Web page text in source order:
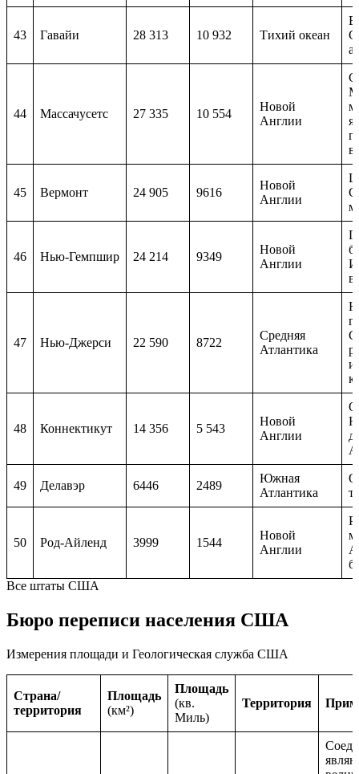
43 Гавайи 28 313 10 932 Тихий океан
44 Массачусетс 27 335 10 554
Новой
Англии
в
45 Вермонт 24 905 9616
Новой
Англии
46 Нью-Гемпшир 24 214 9349
Новой
Англии
в
47 Нью-Джерси 22 590 8722
Средняя
Атлантика
48 Коннектикут 14 356 5 543
Новой
Англии
49 Делавэр 6446 2489
Южная
Атлантика
50 Род-Айленд 3999 1544
Новой
Англии
Все штаты США
Бюро переписи населения США
Измерения площади и Геологическая служба США
Страна/
территория
Площадь
(км²)
Площадь
(кв.
Миль)
Территория